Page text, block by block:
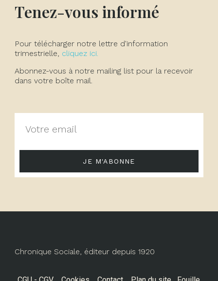
Tenez-vous informé
Pour télécharger notre lettre d'information
trimestrielle, cliquez ici.
Abonnez-vous à notre mailing list pour la recevoir
dans votre boîte mail.
JE M'ABONNE
Chronique Sociale, éditeur depuis 1920